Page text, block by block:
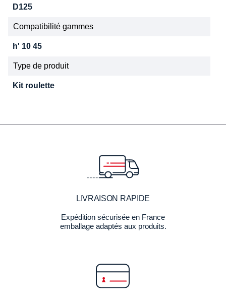
D125
Compatibilité gammes
h' 10 45
Type de produit
Kit roulette
LIVRAISON RAPIDE
Expédition sécurisée en France
emballage adaptés aux produits.